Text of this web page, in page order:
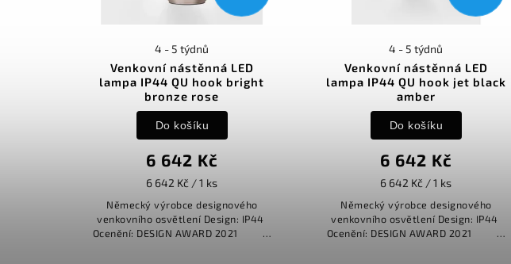
Venkovní nástěnná LED
lampa IP44 QU hook bright
bronze rose
4 - 5 týdnů
6 642 Kč
6 642 Kč / 1 ks
Do košíku
Německý výrobce designového
venkovního osvětlení Design: IP44
Ocenění: DESIGN AWARD 2021
Venkovní nástěnná LED
lampa IP44 QU hook jet black
amber
4 - 5 týdnů
6 642 Kč
6 642 Kč / 1 ks
Do košíku
Německý výrobce designového
venkovního osvětlení Design: IP44
Ocenění: DESIGN AWARD 2021